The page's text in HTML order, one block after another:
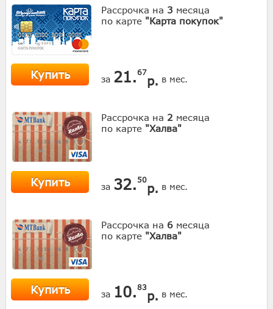
Рассрочка на 3 месяца
по карте "Карта покупок"
Купить за 21.67
р. в мес.
Рассрочка на 2 месяца
по карте "Халва"
Купить за 32. 50
р. в мес.
Рассрочка на 6 месяца
по карте "Халва"
Купить за 10.83
р. в мес.